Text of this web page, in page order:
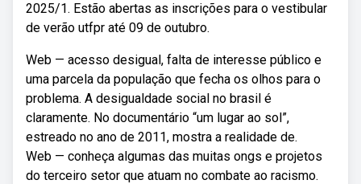
2025/1. Estão abertas as inscrições para o vestibular
de verão utfpr até 09 de outubro.
Web — acesso desigual, falta de interesse público e
uma parcela da população que fecha os olhos para o
problema. A desigualdade social no brasil é
claramente. No documentário “um lugar ao sol”,
estreado no ano de 2011, mostra a realidade de.
Web — conheça algumas das muitas ongs e projetos
do terceiro setor que atuam no combate ao racismo.